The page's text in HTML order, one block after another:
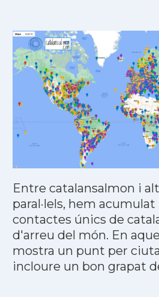
Entre catalansalmon i
paral·lels, hem
contactes únics de
d'arreu del món. En
mostra un punt per
incloure un bon grapat